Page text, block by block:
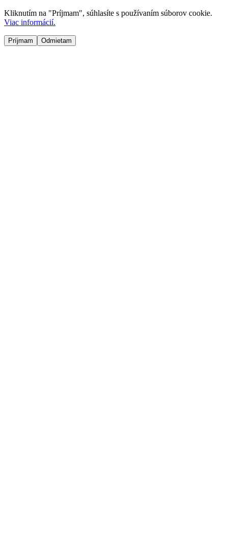
Kliknutím na "Príjmam", súhlasíte s používaním súborov cookie.
Viac informácií.
Príjmam Odmietam